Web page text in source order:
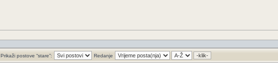
Prikaži postove “stare”: Redanje